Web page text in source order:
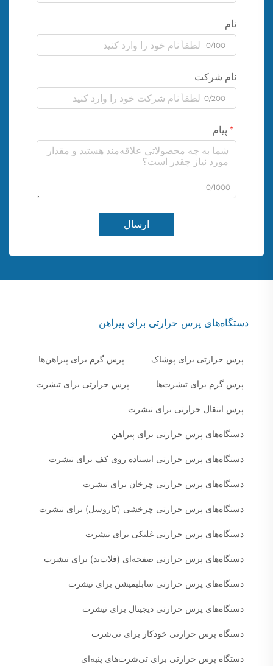
نام
0/100
نام شرکت
0/200
پیام
0/1000
ارسال
دستگاه‌های پرس حرارتی برای پیراهن
پرس حرارتی برای پوشاک پرس گرم برای پیراهن‌ها
پرس گرم برای تیشرت‌ها پرس حرارتی برای تیشرت
پرس انتقال حرارتی برای تیشرت
دستگاه‌های پرس حرارتی برای پیراهن
دستگاه‌های پرس حرارتی ایستاده روی کف برای تیشرت
دستگاه‌های پرس حرارتی چرخان برای تیشرت
دستگاه‌های پرس حرارتی چرخشی (کاروسل) برای تیشرت
دستگاه‌های پرس حرارتی غلتکی برای تیشرت
دستگاه‌های پرس حرارتی صفحه‌ای (فلات‌بد) برای تیشرت
دستگاه‌های پرس حرارتی سابلیمیشن برای تیشرت
دستگاه‌های پرس حرارتی دیجیتال برای تیشرت
دستگاه پرس حرارتی خودکار برای تی‌شرت
دستگاه پرس حرارتی برای تی‌شرت‌های پنبه‌ای